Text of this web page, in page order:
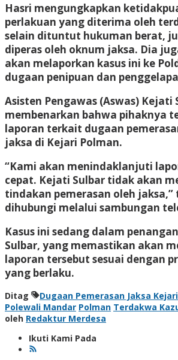
Hasri mengungkapkan
perlakuan yang diterima oleh
selain dituntut hukuman berat,
diperas oleh oknum jaksa. Dia
akan melaporkan kasus ini ke
dugaan penipuan dan
Asisten Pengawas (Aswas) Kejati
membenarkan bahwa pihaknya
laporan terkait dugaan
jaksa di Kejari Polman.
“Kami akan menindaklanjuti
cepat. Kejati Sulbar tidak akan
tindakan pemerasan oleh jaksa,”
dihubungi melalui sambungan
Kasus ini sedang dalam
Sulbar, yang memastikan akan
laporan tersebut sesuai dengan
yang berlaku.
Ditag Dugaan Pemerasan Jaksa
Polewali Mandar Polman Terdakwa
oleh Redaktur Merdesa
Ikuti Kami Pada